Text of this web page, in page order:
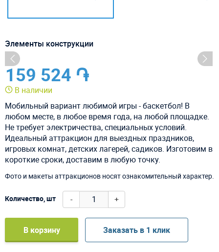
Элементы конструкции
159 524 ֏
В наличии
Мобильный вариант любимой игры - баскетбол! В
любом месте, в любое время года, на любой площадке.
Не требует электричества, специальных условий.
Идеальный аттракцион для выездных праздников,
игровых комнат, детских лагерей, садиков. Изготовим в
короткие сроки, доставим в любую точку.
Фото и макеты аттракционов носят ознакомительный характер.
Количество, шт - +
В корзину Заказать в 1 клик